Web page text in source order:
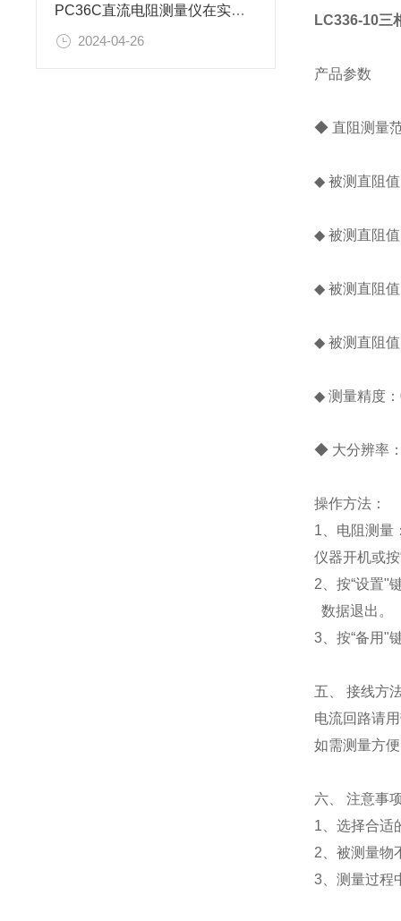
PC36C直流电阻测量仪在实际应用中有3大功能
2024-04-26
LC336-10三
产品参数
◆ 直阻测量
◆ 被测直阻
◆ 被测直阻
◆ 被测直阻
◆ 被测直阻
◆ 测量精度
◆ 大分辨率
操作方法：
1、电阻测量
仪器开机或
2、按“设置"
数据退出。
3、按“备用"
五、 接线方
电流回路请
如需测量方
六、 注意事
1、选择合适
2、被测量物
3、测量过程